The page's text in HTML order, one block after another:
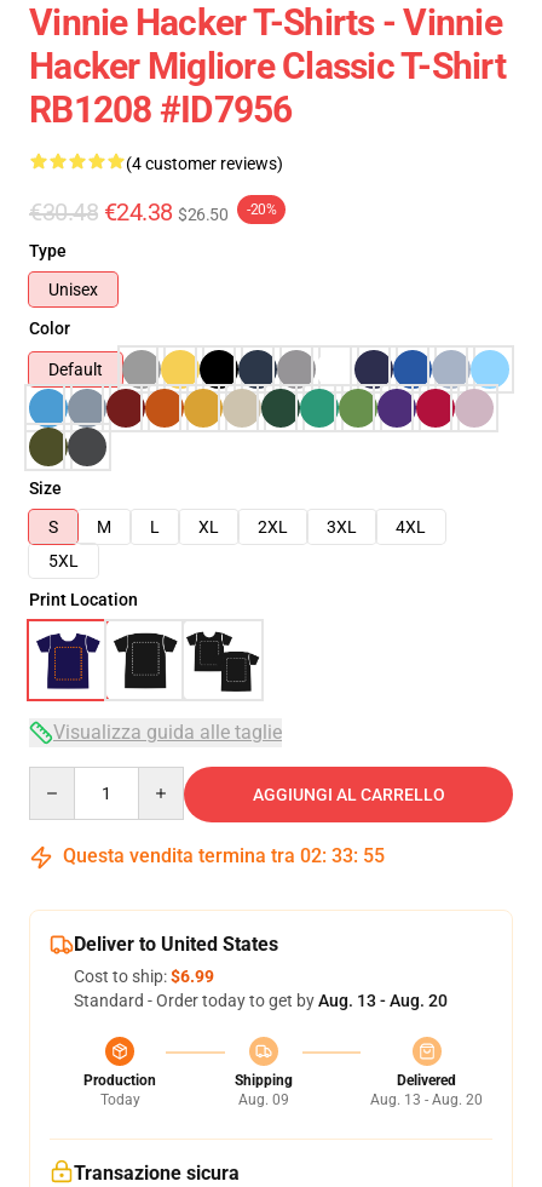
Vinnie Hacker T-Shirts - Vinnie
Hacker Migliore Classic T-Shirt
RB1208 #ID7956
(4 customer reviews)
€30.48 €24.38 $26.50 -20%
Type
Unisex
Color
Default
Size
S
M L XL 2XL 3XL
4XL
5XL
Print Location
Visualizza guida alle taglie
AGGIUNGI AL CARRELLO
Questa vendita termina tra 02: 33: 54
Deliver to United States
Cost to ship:$6.99
Standard - Order today to get byAug. 13 - Aug. 20
Production
Today
Shipping
Aug. 09
Delivered
Aug. 13 - Aug. 20
Transazione sicura